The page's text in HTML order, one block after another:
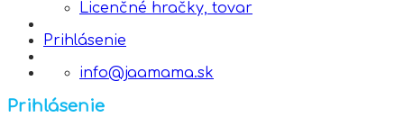
Licenčné hračky, tovar
Prihlásenie
info@jaamama.sk
Prihlásenie